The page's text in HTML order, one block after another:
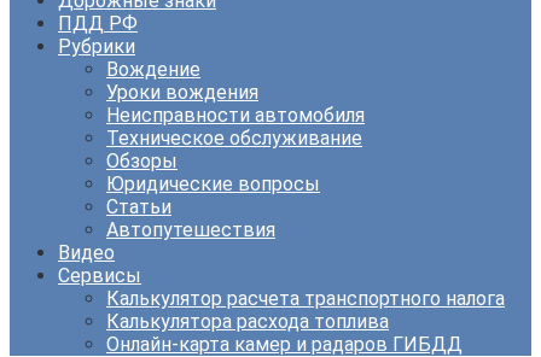
ПДД РФ
Рубрики
Вождение
Уроки вождения
Неисправности автомобиля
Техническое обслуживание
Обзоры
Юридические вопросы
Статьи
Автопутешествия
Видео
Сервисы
Калькулятор расчета транспортного налога
Калькулятора расхода топлива
Онлайн-карта камер и радаров ГИБДД